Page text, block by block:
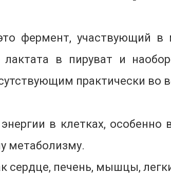
фермент, участвующий
в пируват и
практически во
в клетках,
метаболизму.
сердце, печень, мышцы,